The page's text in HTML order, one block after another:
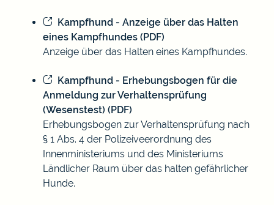
Kampfhund - Anzeige über das Halten
eines Kampfhundes (PDF)
Anzeige über das Halten eines Kampfhundes.
Kampfhund - Erhebungsbogen für die
Anmeldung zur Verhaltensprüfung
(Wesenstest) (PDF)
Erhebungsbogen zur Verhaltensprüfung nach
§ 1 Abs. 4 der Polizeiveerordnung des
Innenministeriums und des Ministeriums
Ländlicher Raum über das halten gefährlicher
Hunde.